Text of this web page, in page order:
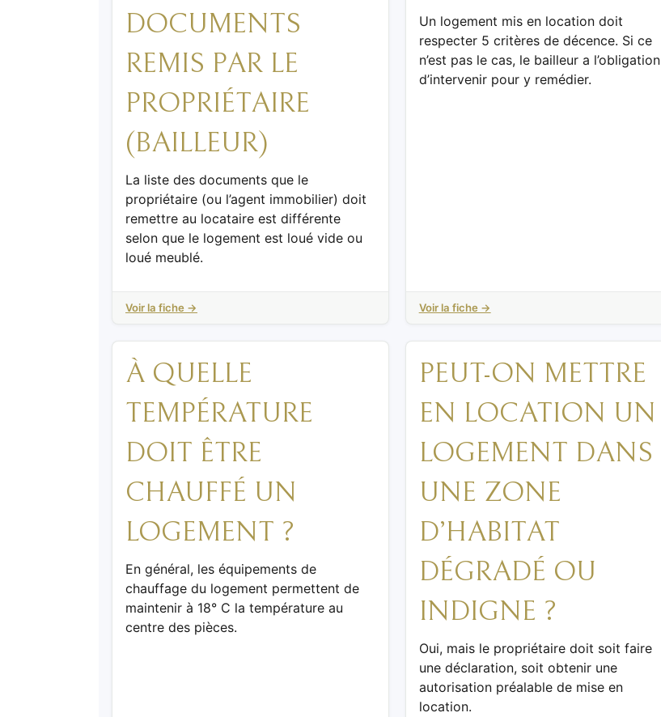
DOCUMENTS
REMIS PAR LE
PROPRIÉTAIRE
(BAILLEUR)
La liste des documents que le
propriétaire (ou l’agent immobilier) doit
remettre au locataire est différente
selon que le logement est loué vide ou
loué meublé.
Voir la fiche →
Un logement mis en location doit
respecter 5 critères de décence. Si ce
n’est pas le cas, le bailleur a l’obligation
d’intervenir pour y remédier.
Voir la fiche →
À QUELLE
TEMPÉRATURE
DOIT ÊTRE
CHAUFFÉ UN
LOGEMENT ?
En général, les équipements de
chauffage du logement permettent de
maintenir à 18° C la température au
centre des pièces.
PEUT-ON METTRE
EN LOCATION UN
LOGEMENT DANS
UNE ZONE
D’HABITAT
DÉGRADÉ OU
INDIGNE ?
Oui, mais le propriétaire doit soit faire
une déclaration, soit obtenir une
autorisation préalable de mise en
location.